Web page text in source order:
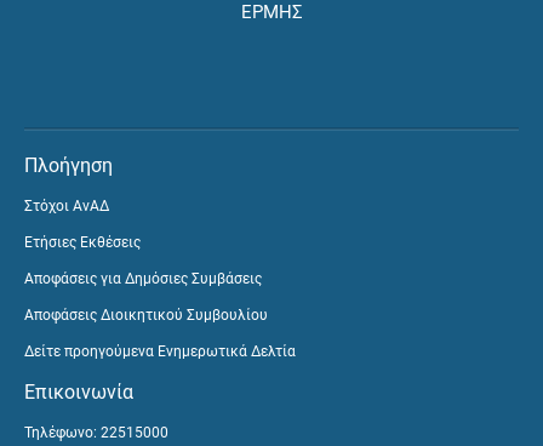
ΕΡΜΗΣ
Πλοήγηση
Στόχοι ΑνΑΔ
Ετήσιες Εκθέσεις
Αποφάσεις για Δημόσιες Συμβάσεις
Αποφάσεις Διοικητικού Συμβουλίου
Δείτε προηγούμενα Ενημερωτικά Δελτία
Επικοινωνία
Τηλέφωνο: 22515000